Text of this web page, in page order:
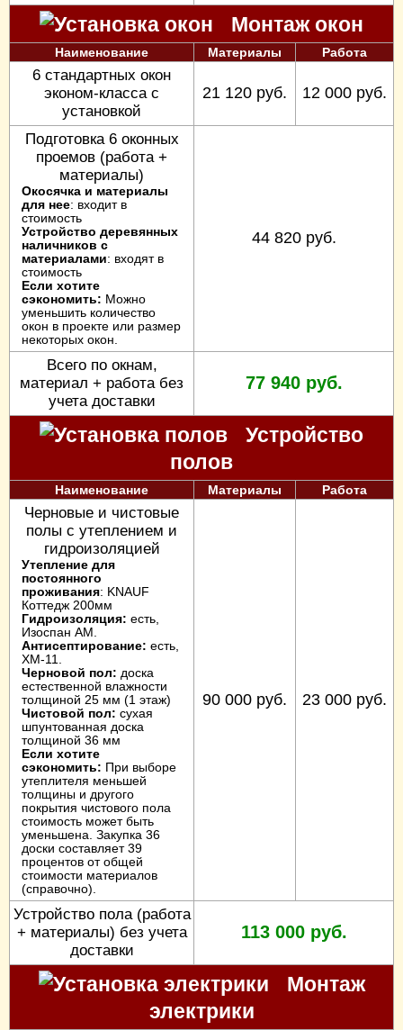
Монтаж окон
Наименование Материалы Работа
6 стандартных окон
эконом-класса с
установкой
21 120 руб. 12 000 руб.
Подготовка 6 оконных
проемов (работа +
материалы)
Окосячка и материалы
для нее: входит в
стоимость
Устройство деревянных
наличников с
материалами: входят в
стоимость
Если хотите
сэкономить: Можно
уменьшить количество
окон в проекте или размер
некоторых окон.
44 820 руб.
Всего по окнам,
материал + работа без
учета доставки
77 940 руб.
Устройство
полов
Наименование Материалы Работа
Черновые и чистовые
полы с утеплением и
гидроизоляцией
Утепление для
постоянного
проживания: KNAUF
Коттедж 200мм
Гидроизоляция: есть,
Изоспан АМ.
Антисептирование: есть,
ХМ-11.
Черновой пол: доска
естественной влажности
толщиной 25 мм (1 этаж)
Чистовой пол: сухая
шпунтованная доска
толщиной 36 мм
Если хотите
сэкономить: При выборе
утеплителя меньшей
толщины и другого
покрытия чистового пола
стоимость может быть
уменьшена. Закупка 36
доски составляет 39
процентов от общей
стоимости материалов
(справочно).
90 000 руб. 23 000 руб.
Устройство пола (работа
+ материалы) без учета
доставки
113 000 руб.
Монтаж
электрики